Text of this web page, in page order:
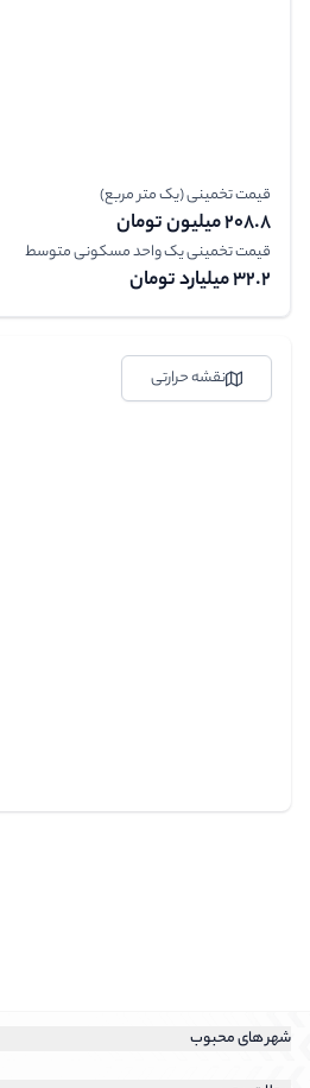
قیمت تخمینی (یک متر مربع)
208.8 میلیون تومان
قیمت تخمینی یک واحد مسکونی متوسط
32.2 میلیارد تومان
نقشه حرارتی
شهر های محبوب